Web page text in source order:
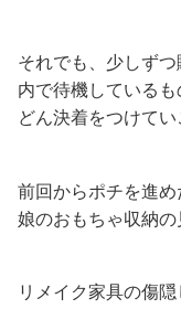
それでも、少しず
内で待機している
どん決着をつけてい
前回からポチを進め
娘のおもちゃ収納の
リメイク家具の傷